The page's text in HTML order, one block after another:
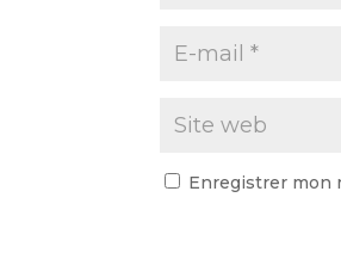
Enregistrer mon